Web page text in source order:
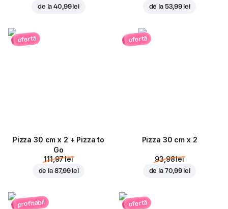
de la40,99 lei de la 53,99 lei
ofertă
Pizza 30 cm x 2 + Pizza to
Go
111,97 lei
de la 87,99 lei
ofertă
Pizza 30 cm x 2
93,98 lei
de la 70,99 lei
profitabil ofertă